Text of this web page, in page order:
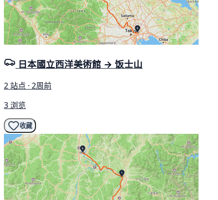
日本國立西洋美術館 → 饭士山
2 站点 · 2周前
3 浏览
收藏